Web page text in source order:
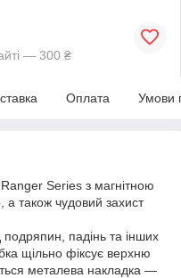
— 300 ₴
Оплата Умови
Series з магнітною
а також чудовий захист
падінь та інших
щільно фіксує верхню
металева накладка —